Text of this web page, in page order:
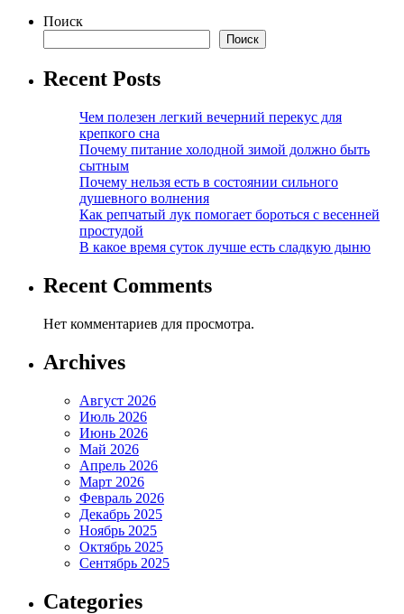
Поиск
Поиск
Recent Posts
Чем полезен легкий вечерний перекус для
крепкого сна
Почему питание холодной зимой должно быть
сытным
Почему нельзя есть в состоянии сильного
душевного волнения
Как репчатый лук помогает бороться с весенней
простудой
В какое время суток лучше есть сладкую дыню
Recent Comments
Нет комментариев для просмотра.
Archives
Август 2026
Июль 2026
Июнь 2026
Май 2026
Апрель 2026
Март 2026
Февраль 2026
Декабрь 2025
Ноябрь 2025
Октябрь 2025
Сентябрь 2025
Categories